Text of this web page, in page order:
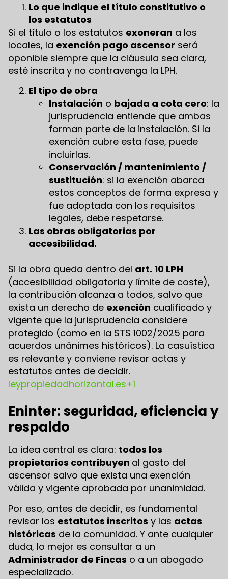
Lo que indique el título constitutivo o
los estatutos
Si el título o los estatutos exoneran a los
locales, la exención pago ascensor será
oponible siempre que la cláusula sea clara,
esté inscrita y no contravenga la LPH.
El tipo de obra
Instalación o bajada a cota cero: la
jurisprudencia entiende que ambas
forman parte de la instalación. Si la
exención cubre esta fase, puede
incluirlas.
Conservación / mantenimiento /
sustitución: si la exención abarca
estos conceptos de forma expresa y
fue adoptada con los requisitos
legales, debe respetarse.
Las obras obligatorias por
accesibilidad.
Si la obra queda dentro del art. 10 LPH
(accesibilidad obligatoria y límite de coste),
la contribución alcanza a todos, salvo que
exista un derecho de exención cualificado y
vigente que la jurisprudencia considere
protegido (como en la STS 1002/2025 para
acuerdos unánimes históricos). La casuística
es relevante y conviene revisar actas y
estatutos antes de decidir.
leypropiedadhorizontal.es+1
Eninter: seguridad, eficiencia y
respaldo
La idea central es clara: todos los
propietarios contribuyen al gasto del
ascensor salvo que exista una exención
válida y vigente aprobada por unanimidad.
Por eso, antes de decidir, es fundamental
revisar los estatutos inscritos y las actas
históricas de la comunidad. Y ante cualquier
duda, lo mejor es consultar a un
Administrador de Fincas o a un abogado
especializado.